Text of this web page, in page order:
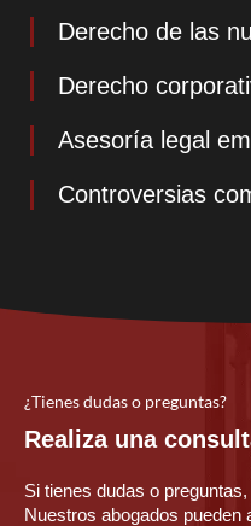
Derecho de las
Derecho
Asesoría legal
Controversias
¿Tienes dudas o preguntas?
Realiza una
Si tienes dudas o
Nuestros abogados